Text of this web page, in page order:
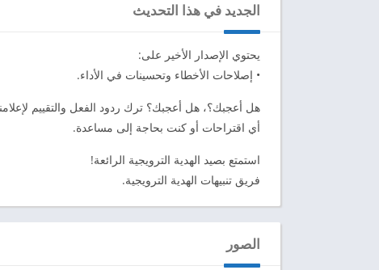
الجديد في هذا التحديث
يحتوي الإصدار الأخير على:
• إصلاحات الأخطاء وتحسينات في الأداء.
هل أعجبك؟، هل أعجبك؟ ترك ردود الفعل والتقييم
أي اقتراحات أو كنت بحاجة إلى مساعدة.
استمتع بصيد الهدية الترويجية الرائعة!
فريق تنبيهات الهدية الترويجية.
الصور